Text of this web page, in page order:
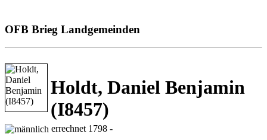
OFB Brieg Landgemeinden
Holdt, Daniel Benjamin
(I8457)
errechnet 1798 -